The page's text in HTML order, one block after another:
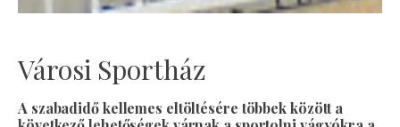
Városi Sportház
A szabadidő kellemes eltöltésére többek között a